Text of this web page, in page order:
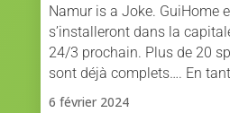
Namur is a Joke. GuiHome
s’installeront dans la
24/3 prochain. Plus de 20
sont déjà complets…. En
6 février 2024